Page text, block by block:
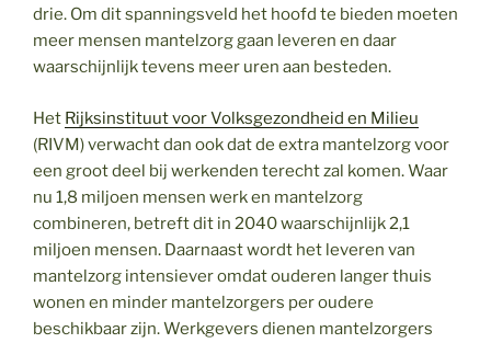
drie. Om dit spanningsveld het hoofd te bieden moeten
meer mensen mantelzorg gaan leveren en daar
waarschijnlijk tevens meer uren aan besteden.
Het Rijksinstituut voor Volksgezondheid en Milieu
(RIVM) verwacht dan ook dat de extra mantelzorg voor
een groot deel bij werkenden terecht zal komen. Waar
nu 1,8 miljoen mensen werk en mantelzorg
combineren, betreft dit in 2040 waarschijnlijk 2,1
miljoen mensen. Daarnaast wordt het leveren van
mantelzorg intensiever omdat ouderen langer thuis
wonen en minder mantelzorgers per oudere
beschikbaar zijn. Werkgevers dienen mantelzorgers